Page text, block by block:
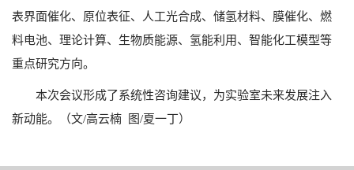
表界面催化、原位表征、人工光合成、储氢材料、膜催化、燃
料电池、理论计算、生物质能源、氢能利用、智能化工模型等
重点研究方向。
本次会议形成了系统性咨询建议，为实验室未来发展注入
新动能。（文/高云楠 图/夏一丁）